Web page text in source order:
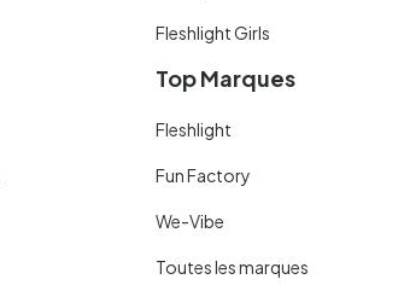
Fleshlight Girls
Top Marques
Fleshlight
Fun Factory
We-Vibe
Toutes les marques